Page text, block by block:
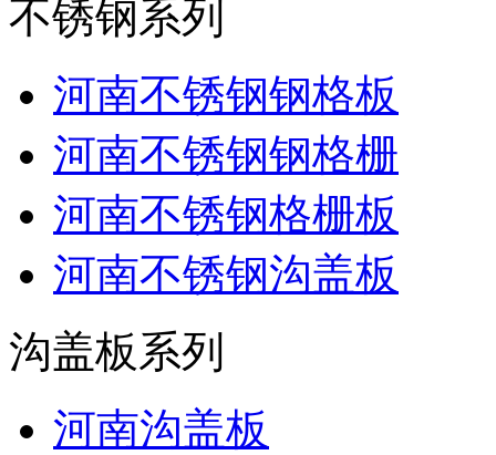
不锈钢系列
河南不锈钢钢格板
河南不锈钢钢格栅
河南不锈钢格栅板
河南不锈钢沟盖板
沟盖板系列
河南沟盖板